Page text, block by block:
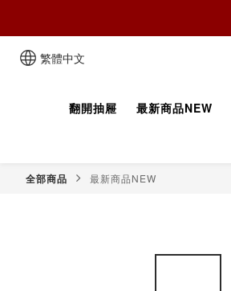
繁體中文
翻開抽屜 最新商品NEW
全部商品 最新商品NEW